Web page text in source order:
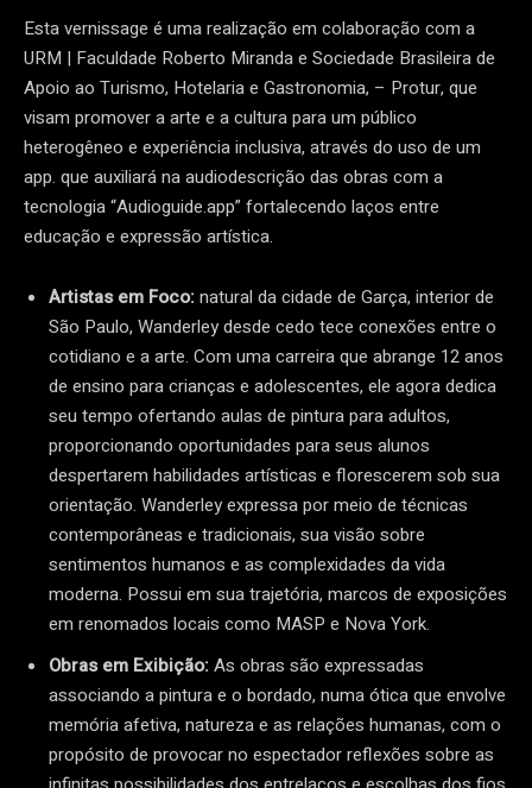
Esta vernissage é uma realização em colaboração com a
URM | Faculdade Roberto Miranda e Sociedade Brasileira de
Apoio ao Turismo, Hotelaria e Gastronomia, – Protur, que
visam promover a arte e a cultura para um público
heterogêneo e experiência inclusiva, através do uso de um
app. que auxiliará na audiodescrição das obras com a
tecnologia “Audioguide.app” fortalecendo laços entre
educação e expressão artística.
Artistas em Foco:natural da cidade de Garça, interior de
São Paulo, Wanderley desde cedo tece conexões entre o
cotidiano e a arte. Com uma carreira que abrange 12 anos
de ensino para crianças e adolescentes, ele agora dedica
seu tempo ofertando aulas de pintura para adultos,
proporcionando oportunidades para seus alunos
despertarem habilidades artísticas e florescerem sob sua
orientação. Wanderley expressa por meio de técnicas
contemporâneas e tradicionais, sua visão sobre
sentimentos humanos e as complexidades da vida
moderna. Possui em sua trajetória, marcos de exposições
em renomados locais como MASP e Nova York.
Obras em Exibição:As obras são expressadas
associando a pintura e o bordado, numa ótica que envolve
memória afetiva, natureza e as relações humanas, com o
propósito de provocar no espectador reflexões sobre as